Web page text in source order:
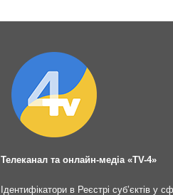
Телеканал та онлайн-медіа «TV-4»
Ідентифікатори в Реєстрі суб’єктів у